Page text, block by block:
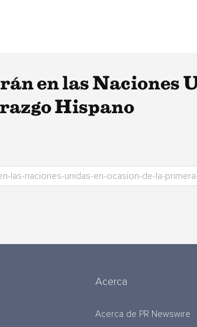
en las Naciones
Hispano
Acerca
Acerca de PR Newswire